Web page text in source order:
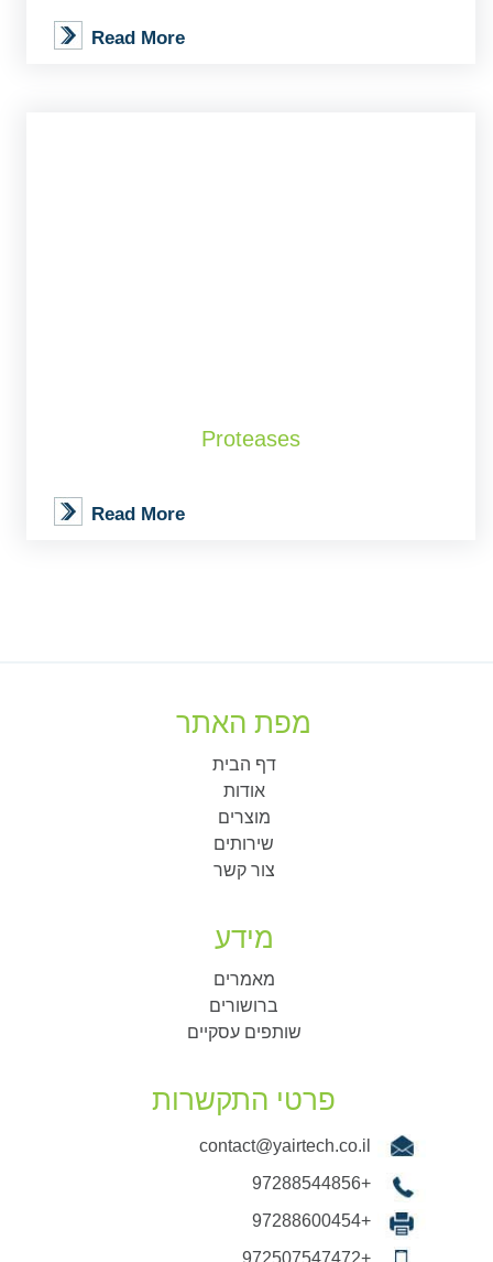
Read More
Proteases
Read More
מפת האתר
דף הבית
אודות
מוצרים
שירותים
צור קשר
מידע
מאמרים
ברושורים
שותפים עסקיים
פרטי התקשרות
contact@yairtech.co.il
+97288544856
+97288600454
+972507547472